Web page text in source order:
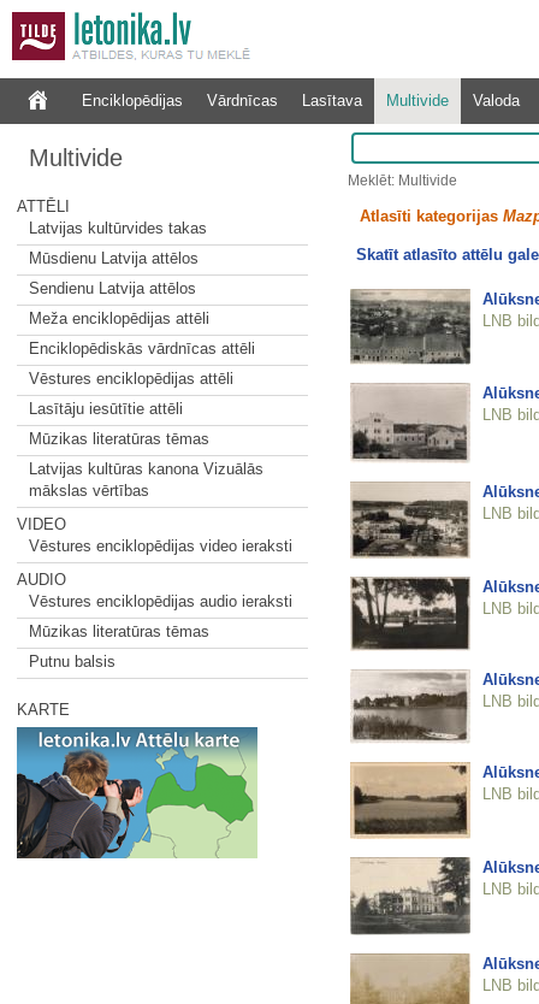
Enciklopēdijas Vārdnīcas Lasītava Multivide Valoda
Multivide
ATTĒLI
Latvijas kultūrvides takas
Mūsdienu Latvija attēlos
Sendienu Latvija attēlos
Meža enciklopēdijas attēli
Enciklopēdiskās vārdnīcas attēli
Vēstures enciklopēdijas attēli
Lasītāju iesūtītie attēli
Mūzikas literatūras tēmas
Latvijas kultūras kanona Vizuālās
mākslas vērtības
VIDEO
Vēstures enciklopēdijas video ieraksti
AUDIO
Vēstures enciklopēdijas audio ieraksti
Mūzikas literatūras tēmas
Putnu balsis
KARTE
Meklēt: Multivide
Atlasīti kategorijas
Skatīt atlasīto attēlu
LNB
LNB
LNB
LNB
LNB
LNB
LNB
LNB